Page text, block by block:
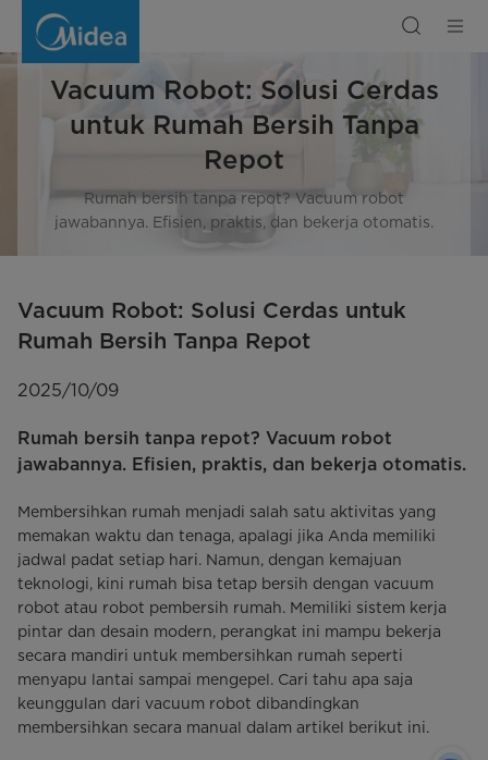
Vacuum Robot: Solusi Cerdas
untuk Rumah Bersih Tanpa
Repot
Rumah bersih tanpa repot? Vacuum robot
jawabannya. Efisien, praktis, dan bekerja otomatis.
Vacuum Robot: Solusi Cerdas untuk
Rumah Bersih Tanpa Repot
Rumah bersih tanpa repot? Vacuum robot
jawabannya. Efisien, praktis, dan bekerja otomatis.
2025/10/09
Membersihkan rumah menjadi salah satu aktivitas yang
memakan waktu dan tenaga, apalagi jika Anda memiliki
jadwal padat setiap hari. Namun, dengan kemajuan
teknologi, kini rumah bisa tetap bersih dengan vacuum
robot atau robot pembersih rumah. Memiliki sistem kerja
pintar dan desain modern, perangkat ini mampu bekerja
secara mandiri untuk membersihkan rumah seperti
menyapu lantai sampai mengepel. Cari tahu apa saja
keunggulan dari vacuum robot dibandingkan
membersihkan secara manual dalam artikel berikut ini.